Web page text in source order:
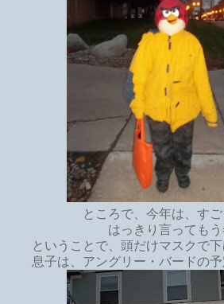
ところで、今年は、すご
はっきり言ってもう
ということで、頭だけマスクで下
息子は、アングリー・バードの予